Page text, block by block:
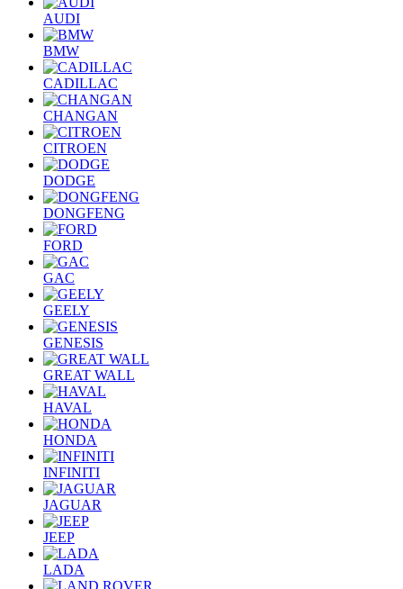
AUDI
BMW
CADILLAC
CHANGAN
CITROEN
DODGE
DONGFENG
FORD
GAC
GEELY
GENESIS
GREAT WALL
HAVAL
HONDA
INFINITI
JAGUAR
JEEP
LADA